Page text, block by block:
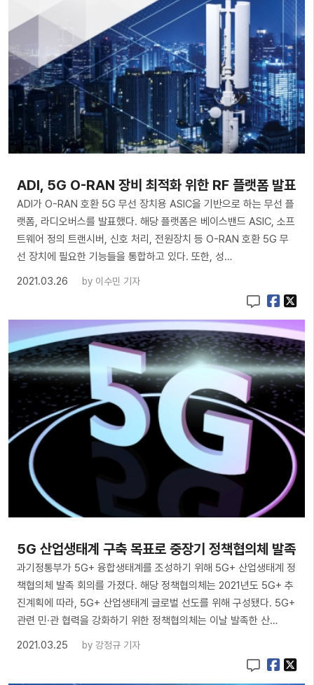
ADI, 5G O-RAN 장비 최적화 위한 RF 플랫폼 발표
ADI가 O-RAN 호환 5G 무선 장치용 ASIC을 기반으로 하는 무선 플
랫폼, 라디오버스를 발표했다. 해당 플랫폼은 베이스밴드 ASIC, 소프
트웨어 정의 트랜시버, 신호 처리, 전원장치 등 O-RAN 호환 5G 무
선 장치에 필요한 기능들을 통합하고 있다. 또한, 성…
2021.03.26
by 이수민 기자
5G 산업생태계 구축 목표로 중장기 정책협의체 발족
과기정통부가 5G+ 융합생태계를 조성하기 위해 5G+ 산업생태계 정
책협의체 발족 회의를 가졌다. 해당 정책협의체는 2021년도 5G+ 추
진계획에 따라, 5G+ 산업생태계 글로벌 선도를 위해 구성됐다. 5G+
관련 민·관 협력을 강화하기 위한 정책협의체는 이날 발족한 산…
2021.03.25
by 강정규 기자